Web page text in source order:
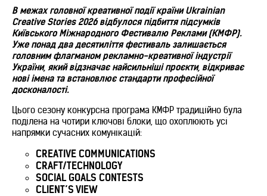
В межах головної креативної події країни Ukrainian
Creative Stories 2026 відбулося підбиття підсумків
Київського Міжнародного Фестивалю Реклами (КМФР).
Уже понад два десятиліття фестиваль залишається
головним флагманом рекламно-креативної індустрії
України, який відзначає найсильніші проєкти, відкриває
нові імена та встановлює стандарти професійної
досконалості.
Цього сезону конкурсна програма КМФР традиційно була
поділена на чотири ключові блоки, що охоплюють усі
напрямки сучасних комунікацій:
CREATIVE COMMUNICATIONS
CRAFT/TECHNOLOGY
SOCIAL GOALS CONTESTS
CLIENT’S VIEW